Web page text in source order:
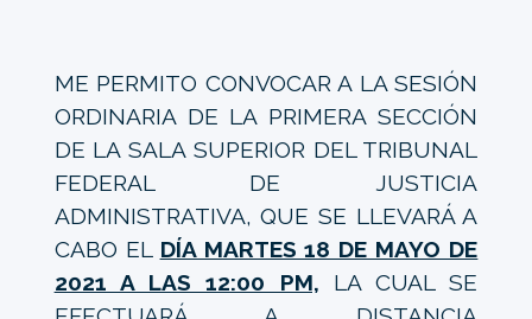
ME PERMITO CONVOCAR A LA SESIÓN
ORDINARIA DE LA PRIMERA SECCIÓN
DE LA SALA SUPERIOR DEL TRIBUNAL
FEDERAL DE JUSTICIA
ADMINISTRATIVA, QUE SE LLEVARÁ A
CABO EL DÍA MARTES 18 DE MAYO DE
2021 A LAS 12:00 PM, LA CUAL SE